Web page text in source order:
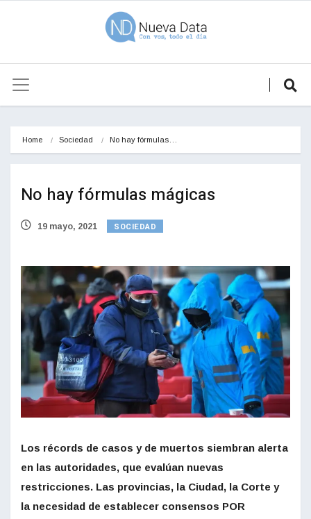
Home Sociedad No hay fórmulas…
No hay fórmulas mágicas
19 mayo, 2021 SOCIEDAD
Los récords de casos y de muertos siembran alerta
en las autoridades, que evalúan nuevas
restricciones. Las provincias, la Ciudad, la Corte y
la necesidad de establecer consensos POR